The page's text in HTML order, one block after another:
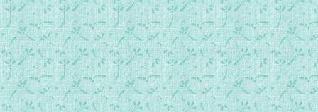
081十一、三王首途去伯利恒2.mp3
082十二、三王的家谱.mp3
083十三、三王在黑落德前.mp3
084十四、三王来到伯利恒1.mp3
085十四、三王来到伯利恒2.mp3